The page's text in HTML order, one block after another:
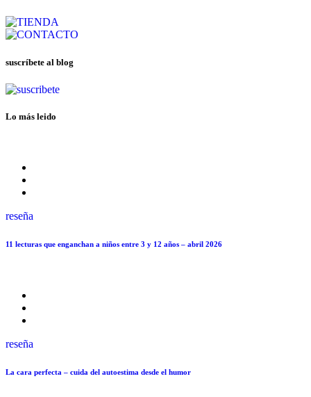
suscríbete al blog
Lo más leido
reseña
11 lecturas que enganchan a niños entre 3 y 12 años – abril 2026
reseña
La cara perfecta – cuida del autoestima desde el humor